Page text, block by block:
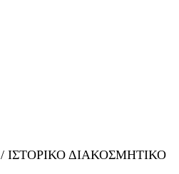
/ ΙΣΤΟΡΙΚΟ ΔΙΑΚΟΣΜΗΤΙΚΟ